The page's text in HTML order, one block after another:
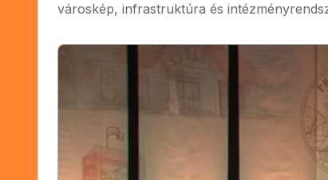
városkép, infrastruktúra és